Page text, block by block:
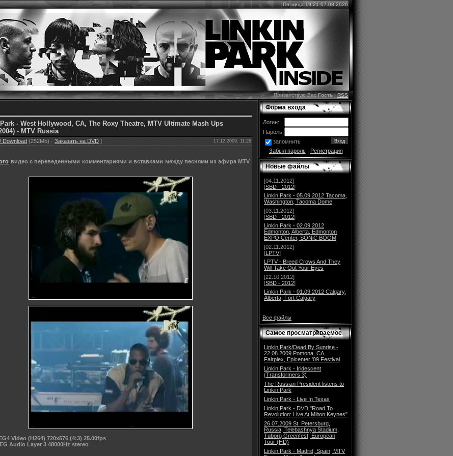
Пятница 19:21 07.08.2026
Приветствую ВасГость|RSS
- West Hollywood, CA, The Roxy Theatre, MTV Ultimate Mash Ups
- MTV Russia
Download (252Mb) · Заказать на DVD ] 17.12.2009, 11:26
видео с переведенными комментариями и вставками между песнями из эфира MTV
Video (H264) 720x576 (4:3) 25.00fps
Audio Layer 3 48000Hz stereo
Форма входа
Логин:
Пароль:
запомнить
Забыл пароль| Регистрация
Новые файлы
[04.11.2012]
[SBD - 2012]
Linkin Park - 05.09.2012 Tacoma,
Washington, Tacoma Dome
[03.11.2012]
[SBD - 2012]
Linkin Park - 02.09.2012
Edmonton, Alberta, Edmonton
EXPO Center, SONiC BOOM
[02.11.2012]
[LPTV]
LPTV - Breed Crows And They
Will Take Out Your Eyes
[22.10.2012]
[SBD - 2012]
Linkin Park - 01.09.2012 Calgary,
Alberta, Fort Calgary
Все файлы
Самое просматриваемое
Linkin Park/Dead By Sunrise -
22.08.2009 Pomona, CA,
Fairplex, Epicenter '09 Festival
Linkin Park - Iridescent
(Transformers 3)
The Russian President listens to
Linkin Park
Linkin Park - Live In Texas
Linkin Park - DVD "Road To
Revolution: Live At Milton Keynes"
26.07.2009 St. Petersburg,
Russia, Telebashnya Stadium,
Tuborg Greenfest, European
Tour (HD)
Linkin Park - Madrid, Spain, MTV